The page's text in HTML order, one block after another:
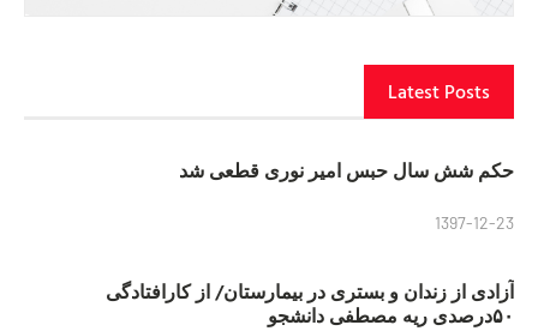
Latest Posts
حکم شش سال حبس امیر نوری قطعی شد
1397-12-23
آزادی از زندان و بستری در بیمارستان/ از کارافتادگی
۵۰درصدی ریه مصطفی دانشجو